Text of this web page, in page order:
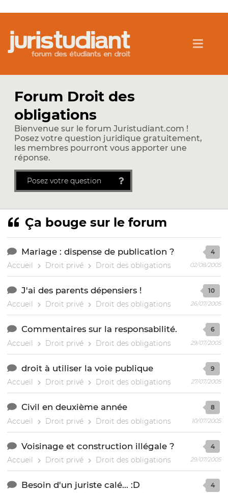
Forum Droit des
obligations
Bienvenue sur le forum Juristudiant.com !
Posez votre question juridique gratuitement,
les membres pourront vous apporter une
réponse.
Posez votre question
Ça bouge sur le forum
Mariage : dispense de publication ?
Accueil Droit privé Droit des obligations
4
02/08/2005
J'ai des parents dépensiers !
Accueil Droit privé Droit des obligations
10
26/07/2005
Commentaires sur la responsabilité.
Accueil Droit privé Droit des obligations
6
29/07/2005
droit à utiliser la voie publique
Accueil Droit privé Droit des obligations
9
27/07/2005
Civil en deuxième année
Accueil Droit privé Droit des obligations
8
10/07/2005
Voisinage et construction illégale ?
Accueil Droit privé Droit des obligations
4
29/07/2005
Besoin d'un juriste calé... :D 4